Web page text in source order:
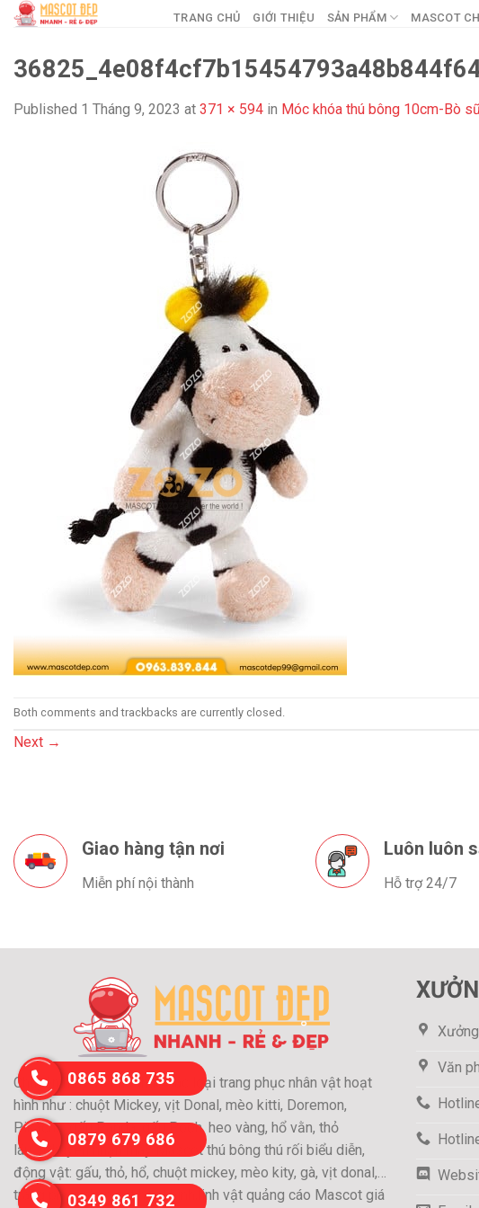
Skip
content
TRANG CHỦ GIỚI THIỆU SẢN PHẨM MASCOT
Published 1 Tháng 9, 2023 at 371 × 594 in Móc khóa thú bông 10cm-Bò
Both comments and trackbacks are currently closed.
Next →
Giao hàng tận nơi
Miễn phí nội thành
Luôn luôn
Hỗ trợ 24/7
Chuyên may và cho thuê các loại trang phục nhân vật hoạt
hình như : chuột Mickey, vịt Donal, mèo kitti, Doremon,
Pikachu, gấu Panda, gấu Pooh, heo vàng, hổ vằn, thỏ
láu….Chuyên nhận may Mascot thú bông thú rối biểu diễn,
động vật: gấu, thỏ, hổ, chuột mickey, mèo kity, gà, vịt donal,…
trang phục nhân vật hoạt hình,linh vật quảng cáo Mascot giá
Văn
0865 868 735
0879 679 686
0349 861 732